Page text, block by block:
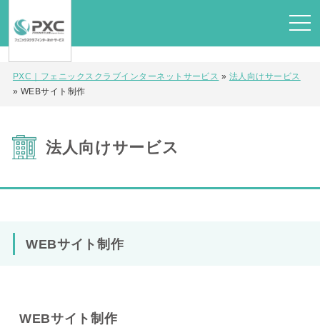
PXC｜フェニックスクラブインターネットサービス » 法人向けサービス
» WEBサイト制作
法人向けサービス
WEBサイト制作
WEBサイト制作